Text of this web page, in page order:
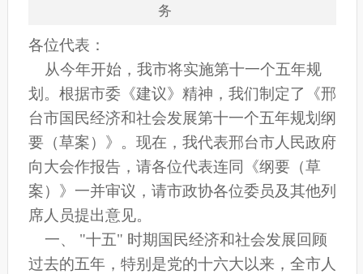
务
各位代表：
从今年开始，我市将实施第十一个五年规
划。根据市委《建议》精神，我们制定了《邢
台市国民经济和社会发展第十一个五年规划纲
要（草案）》。现在，我代表邢台市人民政府
向大会作报告，请各位代表连同《纲要（草
案）》一并审议，请市政协各位委员及其他列
席人员提出意见。
一、 "十五" 时期国民经济和社会发展回顾
过去的五年，特别是党的十六大以来，全市人